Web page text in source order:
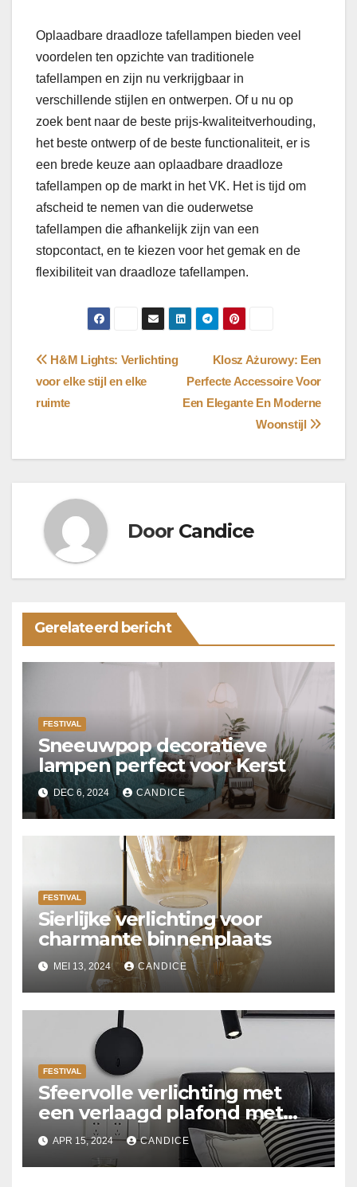
Oplaadbare draadloze tafellampen bieden veel
voordelen ten opzichte van traditionele
tafellampen en zijn nu verkrijgbaar in
verschillende stijlen en ontwerpen. Of u nu op
zoek bent naar de beste prijs-kwaliteitverhouding,
het beste ontwerp of de beste functionaliteit, er is
een brede keuze aan oplaadbare draadloze
tafellampen op de markt in het VK. Het is tijd om
afscheid te nemen van die ouderwetse
tafellampen die afhankelijk zijn van een
stopcontact, en te kiezen voor het gemak en de
flexibiliteit van draadloze tafellampen.
Bericht
navigatie
Klosz Ażurowy: Een
Perfecte Accessoire Voor
Een Elegante En Moderne
Woonstijl
H&M Lights: Verlichting
voor elke stijl en elke
ruimte
Door Candice
Gerelateerd bericht
FESTIVAL
Sneeuwpop decoratieve
lampen perfect voor Kerst
DEC 6, 2024 CANDICE
FESTIVAL
Sierlijke verlichting voor
charmante binnenplaats
MEI 13, 2024 CANDICE
FESTIVAL
Sfeervolle verlichting met
een verlaagd plafond met
Suspended ceiling light.
APR 15, 2024 CANDICE